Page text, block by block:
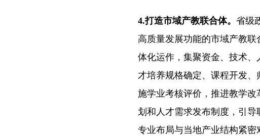
4.打造市域产教联合体。 省级
高质量发展功能的市域产教
体化运作，集聚资金、技术
才培养规格确定、课程开发
施学业考核评价，推进教学
划和人才需求发布制度，引
专业布局与当地产业结构紧